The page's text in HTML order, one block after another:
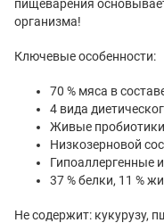
пищеварения
организма!
Ключевые особенности:
70 % мяса в
4 вида
Живые
Низкозерновой
Гипоаллергенные
37 % белки, 11 %
Не содержит: кукурузу,